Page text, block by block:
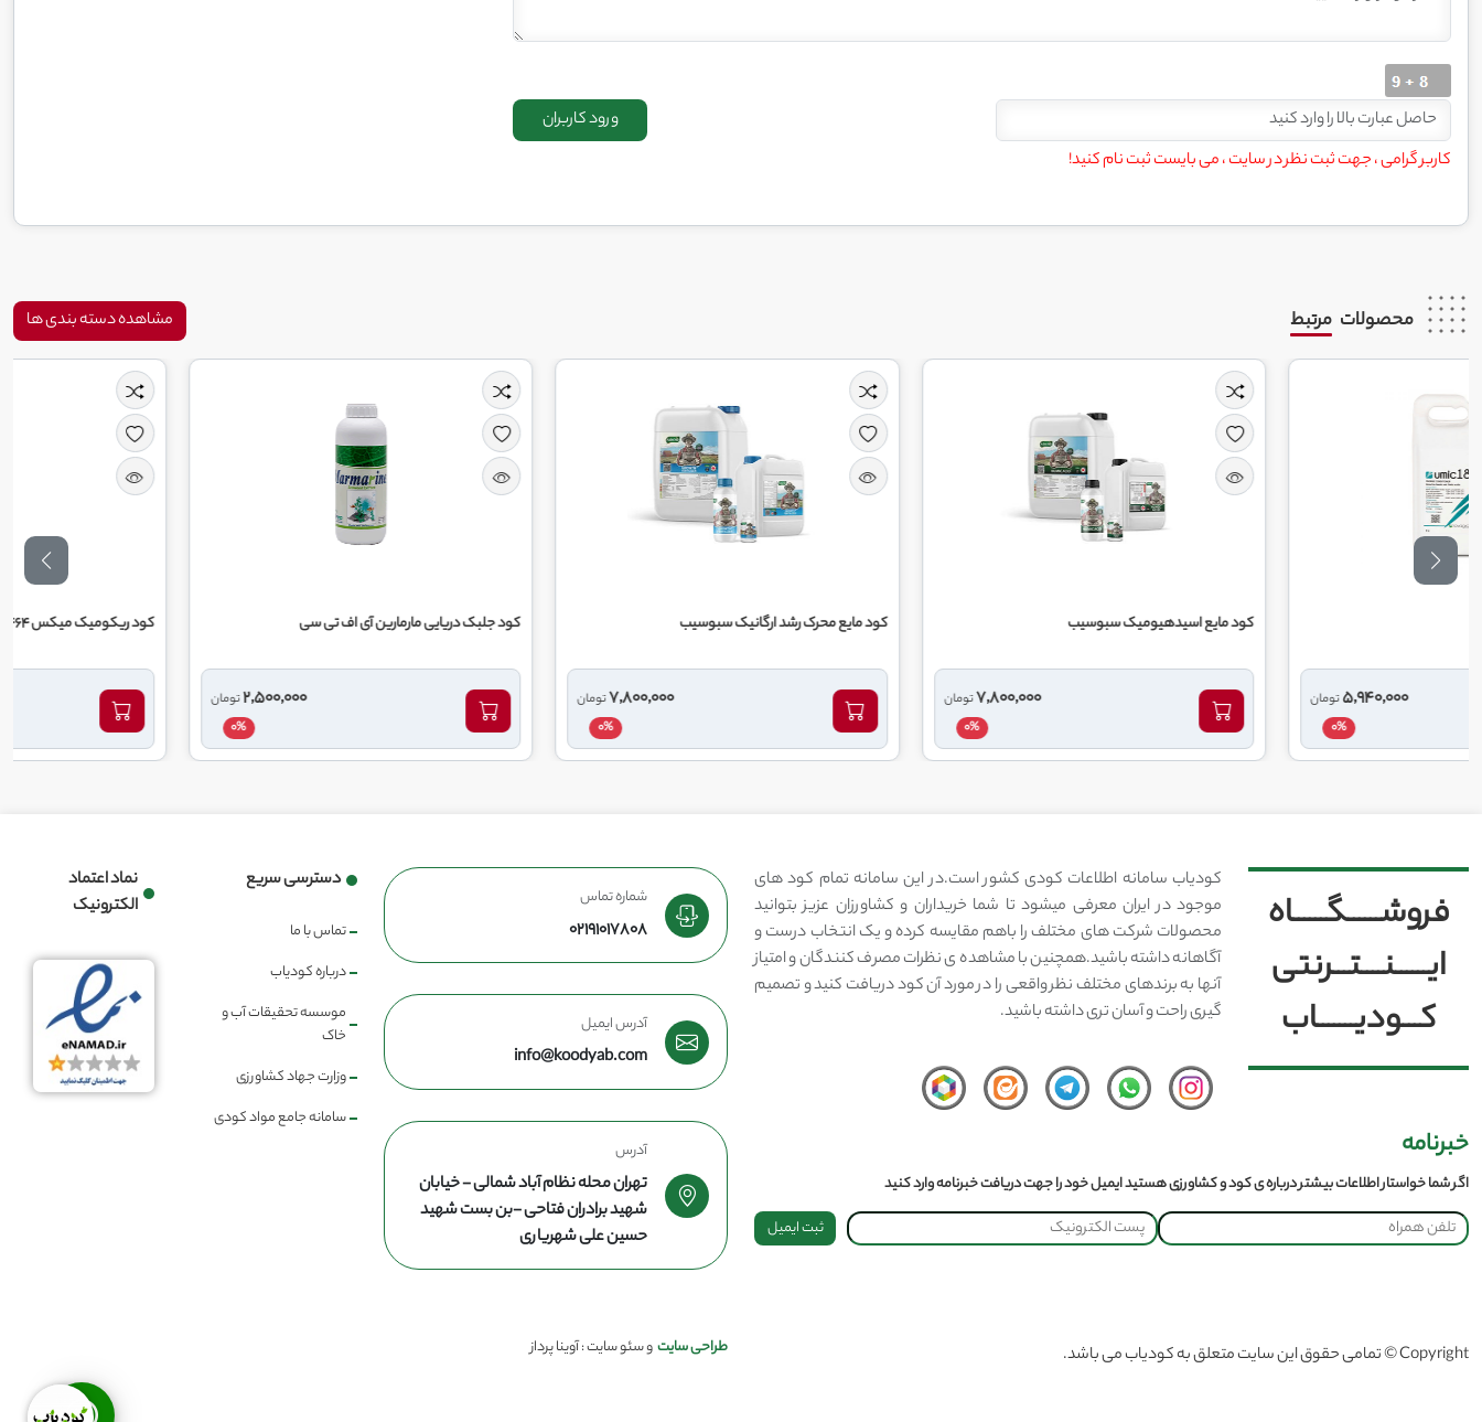
کاربر گرامی ، جهت ثبت نظر در سایت ، می بایست ثبت نام کنید!
محصولات مرتبط مشاهده دسته بندی ها
کود مایع اسیدهیومیک سبوسیب کود مایع محرک رشد ارگانیک سبوسیب کود جلبک دریایی مارمارین آی اف تی سی
فروشــــــگــــــاه
ایــــــنــــتـــرنتی
کـــودیـــــــاب
کودیاب سامانه اطلاعات کودی کشور است.در این سامانه تمام کود های
موجود در ایران معرفی میشود تا شما خریداران و کشاورزان عزیز بتوانید
محصولات شرکت های مختلف را باهم مقایسه کرده و یک انتخاب درست و
آگاهانه داشته باشید.همچنین با مشاهده ی نظرات مصرف کنندگان و امتیاز
آنها به برندهای مختلف نظر واقعی را در مورد آن کود دریافت کنید و تصمیم
گیری راحت و آسان تری داشته باشید.
خبرنامه
اگر شما خواستار اطلاعات بیشتر درباره ی کود و کشاورزی هستید ایمیل خود را جهت دریافت خبرنامه وارد کنید
ثبت ایمیل
شماره تماس
02191017808
آدرس ایمیل
info@koodyab.com
آدرس
تهران محله نظام آباد شمالی - خیابان
شهید برادران فتاحی -بن بست شهید
حسین علی شهریاری
دسترسی سریع
تماس با ما
درباره کودیاب
موسسه تحقیقات آب و
خاک
وزارت جهاد کشاورزی
سامانه جامع مواد کودی
نماد اعتماد
الکترونیک
Copyright © تمامی حقوق این سایت متعلق به کودیاب می باشد. طراحی سایتو سئو سایت : آوینا پرداز